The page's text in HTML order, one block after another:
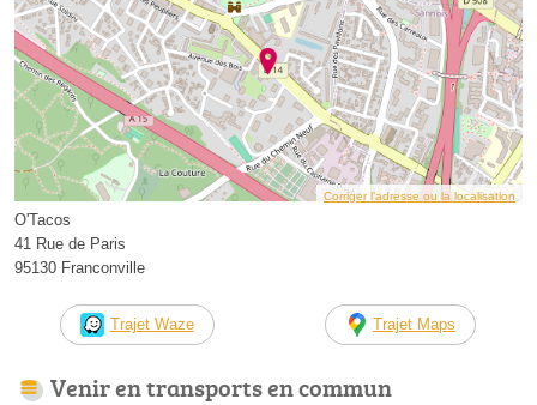
Corriger l’adresse ou la localisation
O'Tacos
41 Rue de Paris
95130 Franconville
Trajet Waze Trajet Maps
Venir en transports en commun